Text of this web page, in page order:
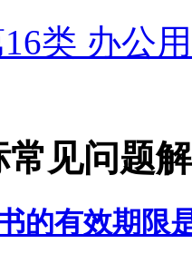
类 办公
见问题
的有效期限